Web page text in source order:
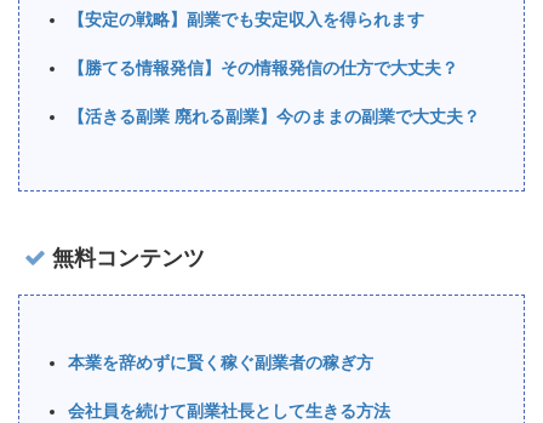
【安定の戦略】副業でも安定収入を得られます
【勝てる情報発信】その情報発信の仕方で大丈夫？
【活きる副業 廃れる副業】今のままの副業で大丈夫？
無料コンテンツ
本業を辞めずに賢く稼ぐ副業者の稼ぎ方
会社員を続けて副業社長として生きる方法